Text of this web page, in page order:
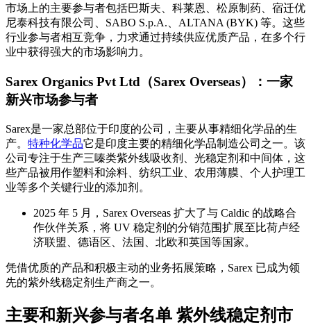
市场上的主要参与者包括巴斯夫、科莱恩、松原制药、宿迁优
尼泰科技有限公司、SABO S.p.A.、ALTANA (BYK) 等。这些
行业参与者相互竞争，力求通过持续供应优质产品，在多个行
业中获得强大的市场影响力。
Sarex Organics Pvt Ltd（Sarex Overseas）：一家
新兴市场参与者
Sarex是一家总部位于印度的公司，主要从事精细化学品的生
产。 特种化学品它是印度主要的精细化学品制造公司之一。该
公司专注于生产三嗪类紫外线吸收剂、光稳定剂和中间体，这
些产品被用作塑料和涂料、纺织工业、农用薄膜、个人护理工
业等多个关键行业的添加剂。
2025 年 5 月，Sarex Overseas 扩大了与 Caldic 的战略合
作伙伴关系，将 UV 稳定剂的分销范围扩展至比荷卢经
济联盟、德语区、法国、北欧和英国等国家。
凭借优质的产品和积极主动的业务拓展策略，Sarex 已成为领
先的紫外线稳定剂生产商之一。
主要和新兴参与者名单 紫外线稳定剂市